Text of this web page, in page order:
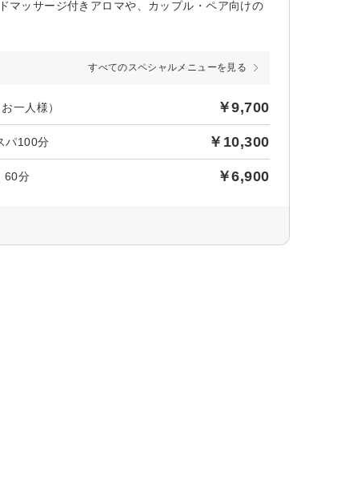
マッサージ付きアロマや、カップル・ペア向けの
すべてのスペシャルメニューを見る
一人様） ￥9,700
パ100分 ￥10,300
60分 ￥6,900